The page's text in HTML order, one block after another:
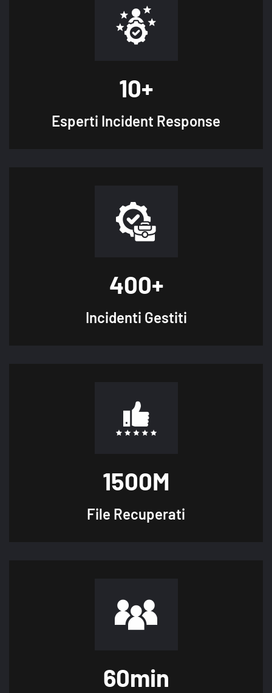
10+
Esperti Incident Response
400+
Incidenti Gestiti
1500M
File Recuperati
60min